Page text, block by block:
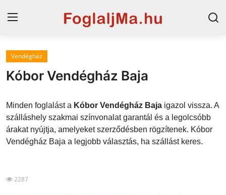
Magyarország
Szállások a Balatonon
Horvátország
Szállások Hajdúszoboszlón
Vendégház
Kóbor Vendégház Baja
Minden foglalást a Kóbor Vendégház Baja igazol vissza. A
szálláshely szakmai színvonalat garantál és a legolcsóbb
árakat nyújtja, amelyeket szerződésben rögzítenek. Kóbor
Vendégház Baja a legjobb választás, ha szállást keres.
2287